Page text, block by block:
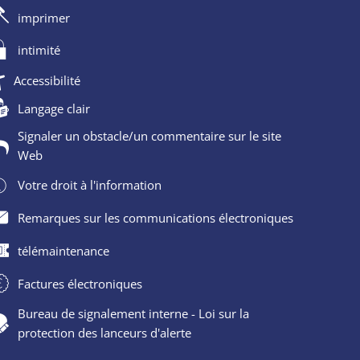
imprimer
intimité
Accessibilité
Langage clair
Signaler un obstacle/un commentaire sur le site
Web
Votre droit à l'information
Remarques sur les communications électroniques
télémaintenance
Factures électroniques
Bureau de signalement interne - Loi sur la
protection des lanceurs d'alerte